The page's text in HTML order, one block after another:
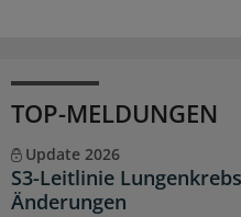
TOP-MELDUNGEN
Update 2026
S3-Leitlinie
Änderungen